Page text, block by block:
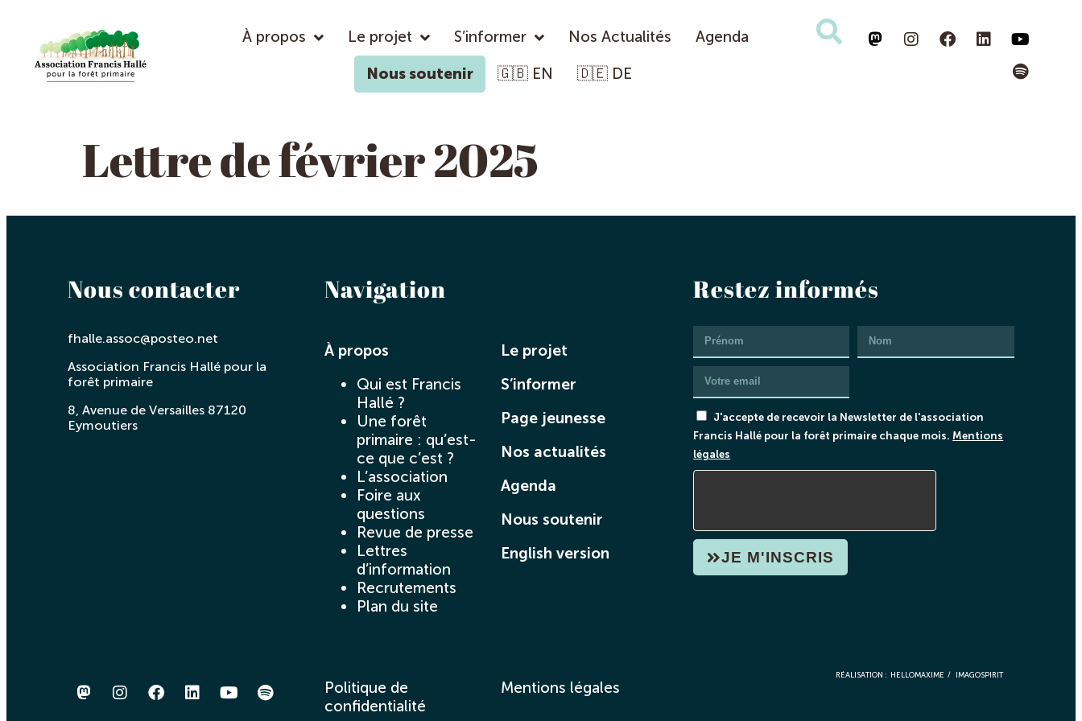
À propos Le projet S’informer Nos Actualités
Agenda
Nous soutenir
🇬🇧 EN 🇩🇪 DE
Lettre de février 2025
Nous contacter
fhalle.assoc@posteo.net
Association Francis Hallé pour la
forêt primaire
8, Avenue de Versailles 87120
Eymoutiers
Navigation
À propos
Qui est Francis
Hallé ?
Une forêt
primaire : qu’est-
ce que c’est ?
L’association
Foire aux
questions
Revue de presse
Lettres
d’information
Recrutements
Plan du site
Le projet
S’informer
Page jeunesse
Nos actualités
Agenda
Nous soutenir
English version
Restez informés
J'accepte de recevoir la Newsletter de l'association
Francis Hallé pour la forêt primaire chaque mois. Mentions
légales
JE M'INSCRIS
Politique de
confidentialité
Mentions légales
RÉALISATION : HELLOMAXIME / IMAGOSPIRIT